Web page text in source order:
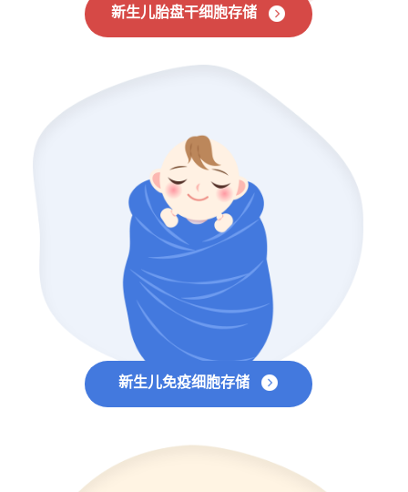
新生儿胎盘干细胞存储
新生儿免疫细胞存储